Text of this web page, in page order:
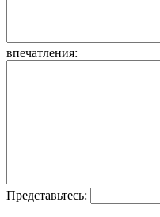
впечатления:
Представьтесь: